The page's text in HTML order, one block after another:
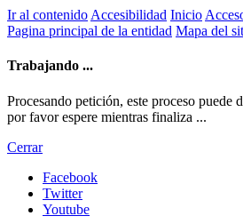
Ir al contenido Accesibilidad Inicio
Pagina principal de la entidad Mapa del
Trabajando ...
Procesando petición, este proceso puede
por favor espere mientras finaliza ...
Cerrar
Facebook
Twitter
Youtube